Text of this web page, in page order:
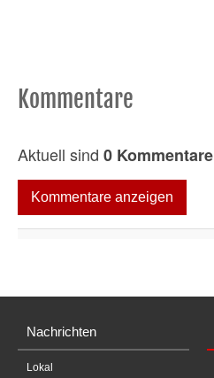
Kommentare
Aktuell sind 0 Kommentare
Kommentare anzeigen
Nachrichten
Lokal